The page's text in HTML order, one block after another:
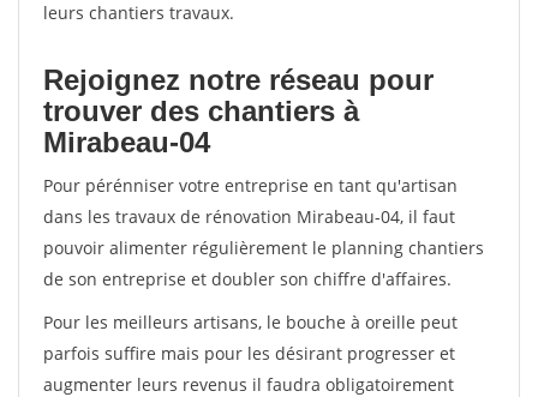
leurs chantiers travaux.
Rejoignez notre réseau pour
trouver des chantiers à
Mirabeau-04
Pour pérénniser votre entreprise en tant qu'artisan
dans les travaux de rénovation Mirabeau-04, il faut
pouvoir alimenter régulièrement le planning chantiers
de son entreprise et doubler son chiffre d'affaires.
Pour les meilleurs artisans, le bouche à oreille peut
parfois suffire mais pour les désirant progresser et
augmenter leurs revenus il faudra obligatoirement